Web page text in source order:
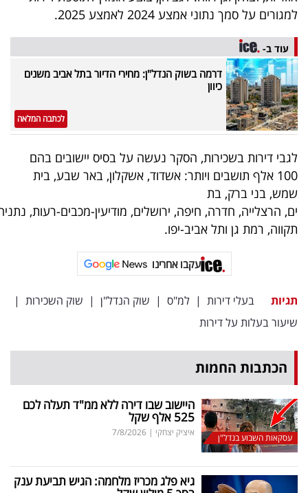
על סמך נתוני אמצע 2024 לאמצע 2025.
דרמה בשוק הנדל"ן: מחירי הדיור בתל אביב משנים
כיוון
לכתבה המלאה
דירות בשכירות, הסקר נעשה על בסיס יישובים בהם
100 אלף תושבים ויותר: אשדוד, אשקלון, באר שבע, בית
בני ברק, בת
חדרה, חיפה, ירושלים, מודיעין-מכבים-רעות, נתניה, פתח
רמת גן ותל אביב-יפו.
עקבו אחרינו
בעלי דירות | למ"ס | שוק הנדל"ן | שוק השכירות |
בעלות על דירות
החמות
השבוע בנדל"ן
היישוב שבו דירה ללא ממ"ד תעלה לכם
525 אלף שקל
איציק יצחקי|
7/8/2026
גיא פלג מכריז מלחמה: הגיש תביעת ענק